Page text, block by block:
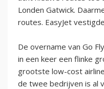
Londen Gatwick.
routes. EasyJet
De overname van Go
in een keer een flinke
grootste low-cost
de twee bedrijven is al